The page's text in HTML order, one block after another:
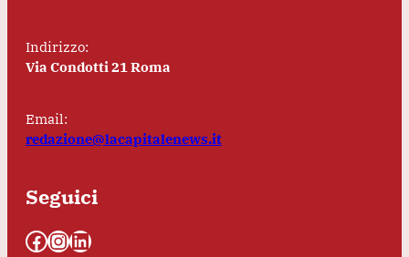
Indirizzo:
Via Condotti 21 Roma
Email:
redazione@lacapitalenews.it
Seguici
Facebook InstagramLinkedIn